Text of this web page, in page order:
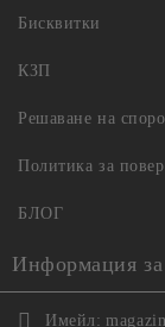
Бисквитки
КЗП
Решаване на
Политика за
БЛОГ
Информация за
Имейл: